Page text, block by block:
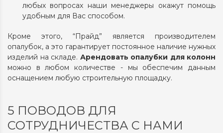
любых вопросах наши менеджеры окажут помощь
удобным для Вас способом.
Кроме этого, “Прайд” является производителем
опалубок, а это гарантирует постоянное наличие нужных
изделий на складе. Арендовать опалубки для колонн
можно в любом количестве - мы обеспечим данным
оснащением любую строительную площадку.
5 ПОВОДОВ ДЛЯ
СОТРУДНИЧЕСТВА С НАМИ